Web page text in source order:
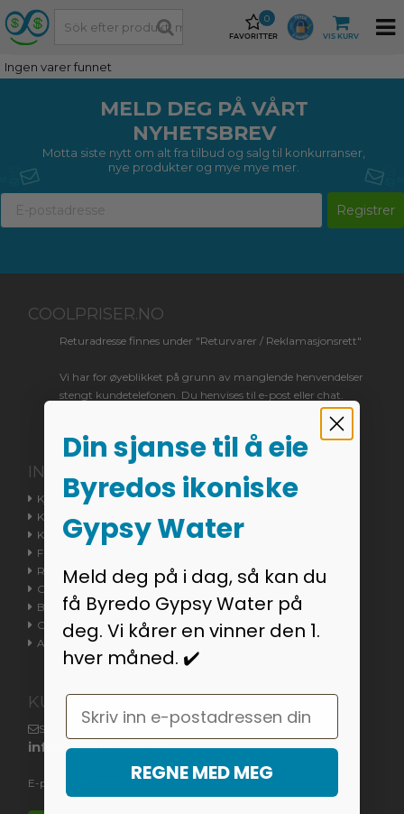
FAVORITTER
0
VIS KURV
Ingen varer funnet
MELD DEG PÅ VÅRT
NYHETSBREV
Motta siste nytt om alt fra tilbud og salg til konkurranser,
nye produkter og mye mye mer.
Registrer
COOLPRISER.NO
Returadresse finnes under "Returvarer / Reklamasjonsrett"
Vi har for øyeblikket på grunn av manglende henvendelser
stengt kundetelefonen. Du henvises til e-post eller chat.
INFORMASJON
Kjøpsvilkår
Kontakt oss
Kundeservice
Fraktinformasjon
Returvarer / Reklamasjonsrett
Godkjent nettbutikken / Trustpilot
Bestillingsstatus
Cookieinnstillinger
Angreskjema
KUNDESERVICE
Skriv til oss på
info@coolpriser.no
E-poster besvares på hverdager innen 48 timer.
Din sjanse til å eie
Byredos ikoniske
Gypsy Water
Meld deg på i dag, så kan du
få Byredo Gypsy Water på
deg. Vi kårer en vinner den 1.
hver måned. ✔️
Email
REGNE MED MEG